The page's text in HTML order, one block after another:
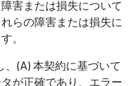
害または損失について
らの障害または損失に
。
(A) 本契約に基づいて
が正確であり、エラー